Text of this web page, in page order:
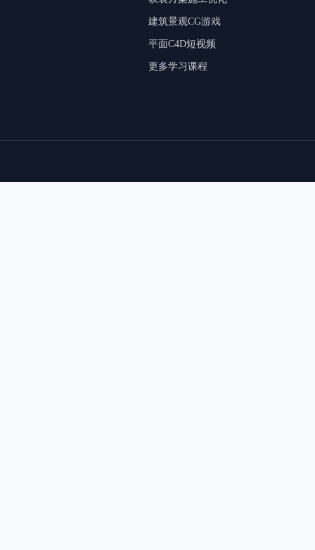
建筑景观CG游戏
平面C4D短视频
更多学习课程